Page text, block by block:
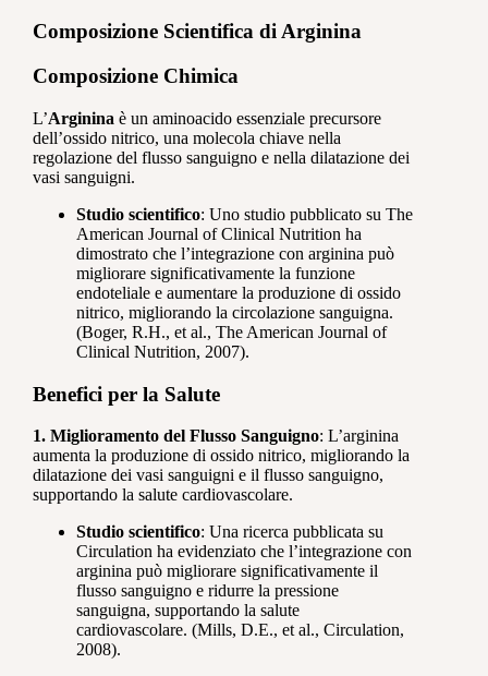
Composizione Scientifica di Arginina
Composizione Chimica
L’Arginina è un aminoacido essenziale precursore
dell’ossido nitrico, una molecola chiave nella
regolazione del flusso sanguigno e nella dilatazione dei
vasi sanguigni.
Studio scientifico: Uno studio pubblicato su The
American Journal of Clinical Nutrition ha
dimostrato che l’integrazione con arginina può
migliorare significativamente la funzione
endoteliale e aumentare la produzione di ossido
nitrico, migliorando la circolazione sanguigna.
(Boger, R.H., et al., The American Journal of
Clinical Nutrition, 2007).
Benefici per la Salute
1. Miglioramento del Flusso Sanguigno: L’arginina
aumenta la produzione di ossido nitrico, migliorando la
dilatazione dei vasi sanguigni e il flusso sanguigno,
supportando la salute cardiovascolare.
Studio scientifico: Una ricerca pubblicata su
Circulation ha evidenziato che l’integrazione con
arginina può migliorare significativamente il
flusso sanguigno e ridurre la pressione
sanguigna, supportando la salute
cardiovascolare. (Mills, D.E., et al., Circulation,
2008).